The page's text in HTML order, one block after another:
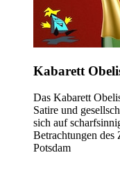
Kabarett
Das Kabarett
Satire und
sich auf
Betrachtungen des
Potsdam